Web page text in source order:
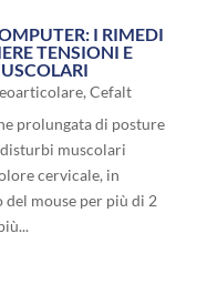
I RIMEDI
TENSIONI E
, Cefalt
prolungata di posture
muscolari
cervicale, in
del mouse per più di 2